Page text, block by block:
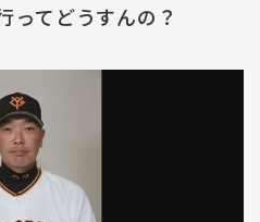
ってどうすんの？